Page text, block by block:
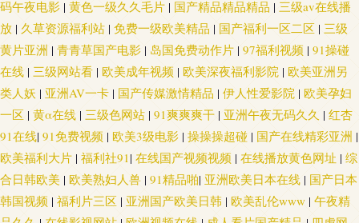
码午夜电影 | 黄色一级久久毛片 | 国产精品精品精品 | 三级av在线播
放 | 久草资源福利站 | 免费一级欧美精品 | 国产福利一区二区 | 三级
黄片亚洲 | 青青草国产电影 | 岛国免费动作片 | 97福利视频 | 91操碰
在线 | 三级网站看 | 欧美成年视频 | 欧美深夜福利影院 | 欧美亚洲另
类人妖 | 亚洲AV一卡 | 国产传媒激情精品 | 伊人性爱影院 | 欧美孕妇
一区 | 黄α在线 | 三级色网站 | 91爽爽爽干 | 亚洲午夜无码久久 | 红杏
91在线| 91免费视频 | 欧美3级电影 | 操操操超碰 | 国产在线精彩亚洲 |
欧美福利大片 | 福利社91| 在线国产视频视频 | 在线播放黄色网址 | 综
合日韩欧美 | 欧美熟妇人兽 | 91精品啪| 亚洲欧美日本在线 | 国产日本
韩国视频 | 福利片三区 | 亚洲国产欧美日韩 | 欧美乱伦www | 午夜精